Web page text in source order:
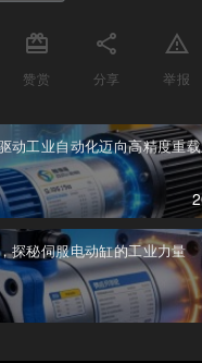
card_giftcard
赞赏
share
分享
report_problem
举报
动工业自动化迈向高精度重
探秘伺服电动缸的工业力量